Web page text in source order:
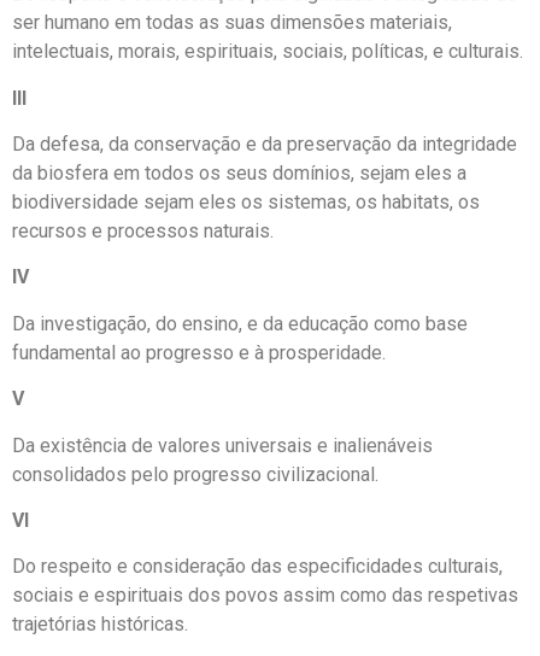
ser humano em todas as suas dimensões materiais,
intelectuais, morais, espirituais, sociais, políticas, e culturais.
III
Da defesa, da conservação e da preservação da integridade
da biosfera em todos os seus domínios, sejam eles a
biodiversidade sejam eles os sistemas, os habitats, os
recursos e processos naturais.
IV
Da investigação, do ensino, e da educação como base
fundamental ao progresso e à prosperidade.
V
Da existência de valores universais e inalienáveis
consolidados pelo progresso civilizacional.
VI
Do respeito e consideração das especificidades culturais,
sociais e espirituais dos povos assim como das respetivas
trajetórias históricas.